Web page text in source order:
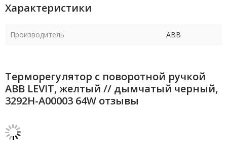
Характеристики
Производитель ABB
Терморегулятор с поворотной ручкой
ABB LEVIT, желтый // дымчатый черный,
3292H-A00003 64W отзывы